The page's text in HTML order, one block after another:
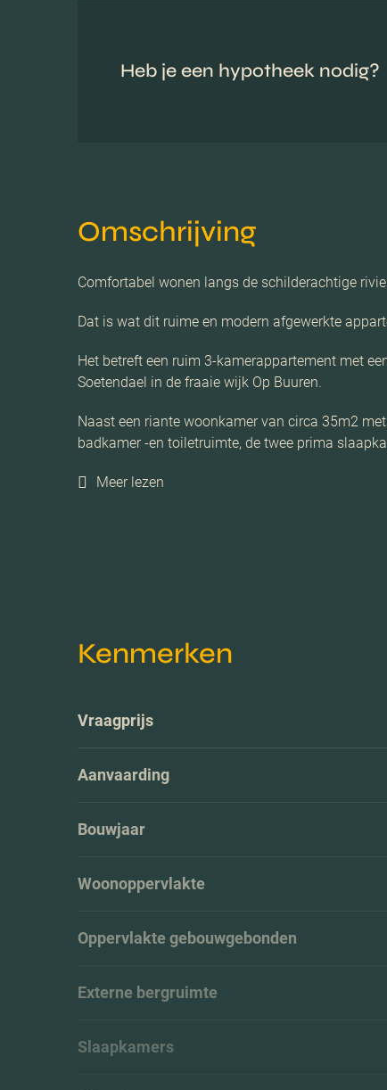
Heb je een hypotheek nodig?
Omschrijving
Comfortabel wonen langs de schilderachtige
Dat is wat dit ruime en modern afgewerkte
Het betreft een ruim 3-kamerappartement met
Soetendael in de fraaie wijk Op Buuren.
Naast een riante woonkamer van circa 35m2
badkamer -en toiletruimte, de twee prima
Meer lezen
Kenmerken
Vraagprijs
Aanvaarding
Bouwjaar
Woonoppervlakte
Oppervlakte gebouwgebonden
Externe bergruimte
Slaapkamers